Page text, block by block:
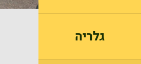
גלריה